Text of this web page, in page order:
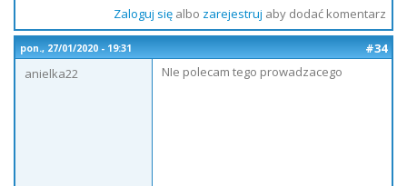
Zaloguj sięalbo zarejestruj aby dodać komentarz
pon., 27/01/2020 - 19:31
#34
anielka22
NIe polecam tego prowadzacego